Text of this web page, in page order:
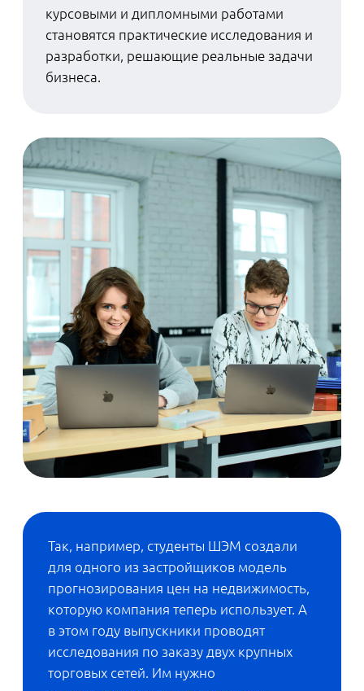
— Но, наверное, самое главное —
человек должен хотеть учиться, —
Николай. — Да, надо
контрольным, делать домашние задания.
студенты весело» к Питерской Вышке не
относится: здесь действительно много
учебы — и ее не стоит бояться.
практические бизнес-задачи с первых
дней учебы. Но в любом случае,
предупреждает заместитель декана ШЭМ,
отношения с математикой должны быть
как минимум хорошими даже у